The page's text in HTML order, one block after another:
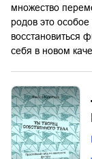
множество
родов это
восстановиться
себя в новом